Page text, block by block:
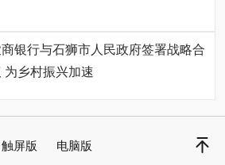
银行与石狮市人民政府签署战略合
为乡村振兴加速
触屏版 电脑版